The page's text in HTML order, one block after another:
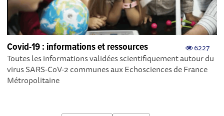
6227
Covid-19 : informations et ressources
Toutes les informations validées scientifiquement autour du
virus SARS-CoV-2 communes aux Echosciences de France
Métropolitaine